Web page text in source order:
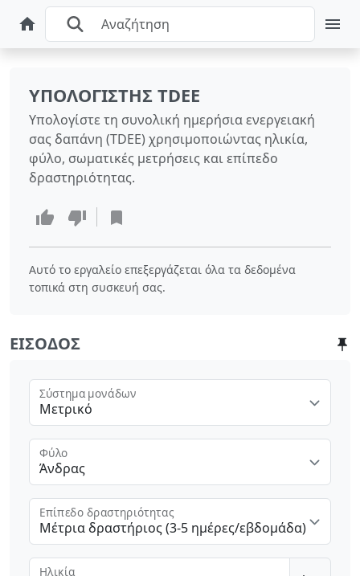
ΥΠΟΛΟΓΙΣΤΉΣ TDEE
Υπολογίστε τη συνολική ημερήσια ενεργειακή
σας δαπάνη (TDEE) χρησιμοποιώντας ηλικία,
φύλο, σωματικές μετρήσεις και επίπεδο
δραστηριότητας.
Αυτό το εργαλείο επεξεργάζεται όλα τα δεδομένα
τοπικά στη συσκευή σας.
ΕΊΣΟΔΟΣ
Μετρικό
Σύστημα μονάδων
Άνδρας
Φύλο
Μέτρια δραστήριος (3-5 ημέρες/εβδομάδα)
Επίπεδο δραστηριότητας
Ηλικία